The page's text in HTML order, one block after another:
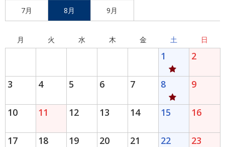
7月 8月 9月
月 火 水 木 金 土 日
1 2
3 4 5 6 7 8 9
10 11 12 13 14 15 16
17 18 19 20 21 22 23